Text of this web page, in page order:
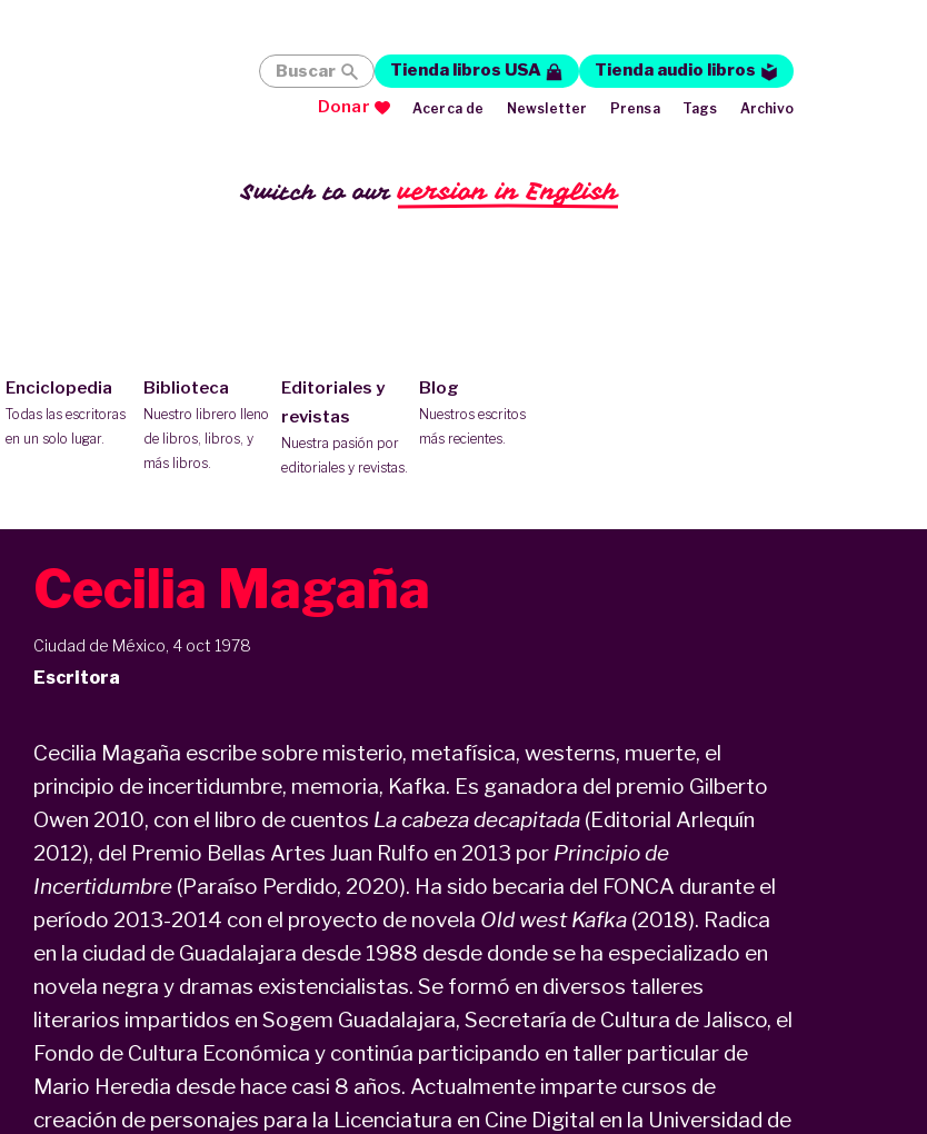
Switch to ourversion in English
Enciclopedia
Todas las escritoras
en un solo lugar.
Biblioteca
Nuestro librero lleno
de libros, libros, y
más libros.
Editoriales y
revistas
Nuestra pasión por
editoriales y revistas.
Blog
Nuestros escritos
más recientes.
Buscar Tienda libros USA
Tienda audio libros
Donar
Acerca de Newsletter Prensa Tags Archivo
Cecilia Magaña
Ciudad de México, 4 oct 1978
Escritora
Cecilia Magaña escribe sobre misterio, metafísica, westerns, muerte, el
principio de incertidumbre, memoria, Kafka. Es ganadora del premio Gilberto
Owen 2010, con el libro de cuentos La cabeza decapitada (Editorial Arlequín
2012), del Premio Bellas Artes Juan Rulfo en 2013 por Principio de
Incertidumbre(Paraíso Perdido, 2020). Ha sido becaria del FONCA durante el
período 2013-2014 con el proyecto de novela Old west Kafka(2018). Radica
en la ciudad de Guadalajara desde 1988 desde donde se ha especializado en
novela negra y dramas existencialistas. Se formó en diversos talleres
literarios impartidos en Sogem Guadalajara, Secretaría de Cultura de Jalisco, el
Fondo de Cultura Económica y continúa participando en taller particular de
Mario Heredia desde hace casi 8 años. Actualmente imparte cursos de
creación de personajes para la Licenciatura en Cine Digital en la Universidad de